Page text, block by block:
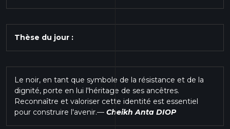
Thèse du jour :
Le noir, en tant que symbole de la résistance et de la
dignité, porte en lui l'héritage de ses ancêtres.
Reconnaître et valoriser cette identité est essentiel
pour construire l'avenir.— Cheikh Anta DIOP